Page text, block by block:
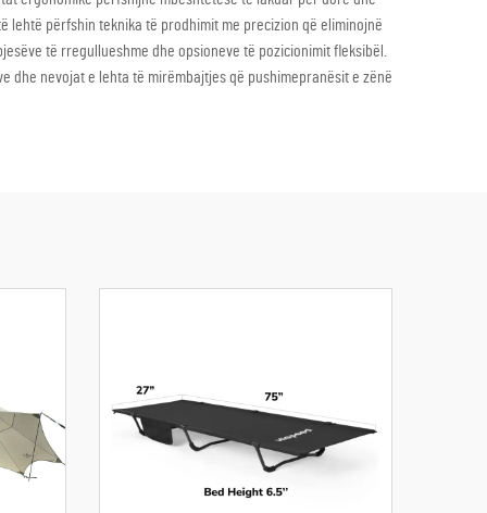
përfshin teknika të prodhimit me precizion që eliminojnë
të rregullueshme dhe opsioneve të pozicionimit fleksibël.
dhe nevojat e lehta të mirëmbajtjes që pushimepranësit e zënë